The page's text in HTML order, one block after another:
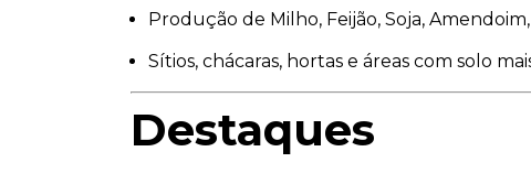
Produção de Milho, Feijão, Soja,
Sítios, chácaras, hortas e áreas com solo
Destaques